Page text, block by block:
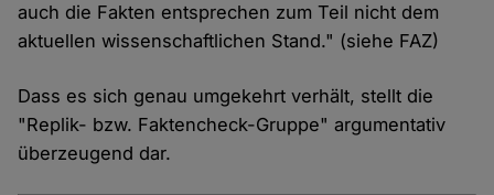
auch die Fakten entsprechen zum Teil nicht dem
aktuellen wissenschaftlichen Stand." (siehe FAZ)
Dass es sich genau umgekehrt verhält, stellt die
"Replik- bzw. Faktencheck-Gruppe" argumentativ
überzeugend dar.